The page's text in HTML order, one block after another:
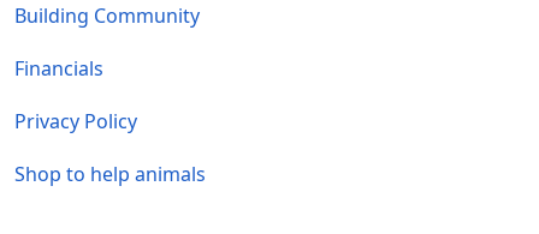
Building Community
Financials
Privacy Policy
Shop to help animals